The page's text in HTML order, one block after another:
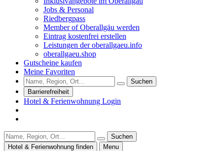
Jobs & Personal
Riedbergpass
Member of Oberallgäu werden
Eintrag kostenfrei erstellen
Leistungen der oberallgaeu.info
oberallgaeu.shop
Gutscheine kaufen
Meine Favoriten
Suchen
Barrierefreiheit
Hotel & Ferienwohnung Login
Suchen
Hotel & Ferienwohnung finden
Menu